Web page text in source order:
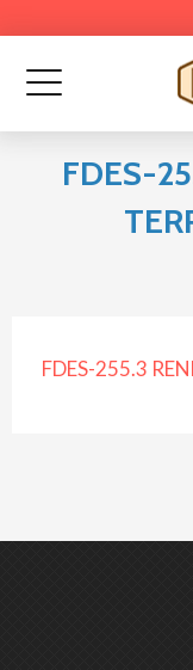
FDES-
FDES-255.3